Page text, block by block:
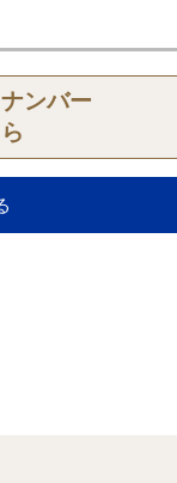
ンバー